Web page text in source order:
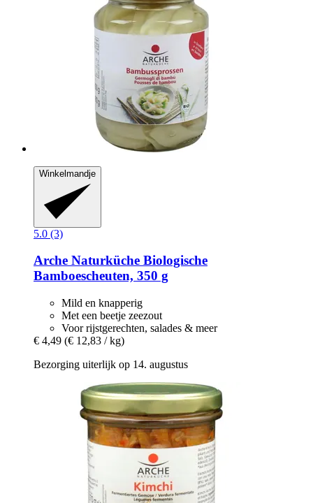
Winkelmandje
5.0 (3)
Arche Naturküche Biologische
Bamboescheuten, 350 g
Mild en knapperig
Met een beetje zeezout
Voor rijstgerechten, salades & meer
€ 4,49 (€ 12,83 / kg)
Bezorging uiterlijk op 14. augustus